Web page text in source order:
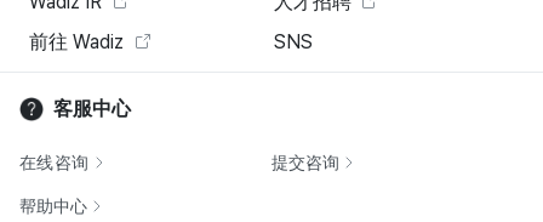
前往 Wadiz
SNS
客服中心
在线咨询 提交咨询
帮助中心